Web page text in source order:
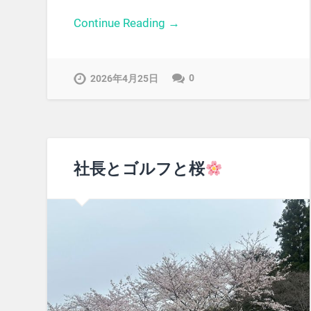
Continue Reading →
2026年4月25日 0
社長とゴルフと桜